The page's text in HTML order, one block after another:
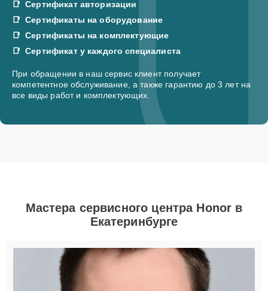
Сертификат авторизации
Сертификаты на оборудование
Сертификаты на комплектующие
Сертификат у каждого специалиста
При обращении в наш сервис клиент получает
компетентное обслуживание, а также гарантию до 3 лет на
все виды работ и комплектующих.
Мастера сервисного центра Honor в
Екатеринбурге